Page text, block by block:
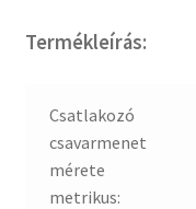
Termékleírás:
Csatlakozó
csavarmenet
mérete
metrikus: